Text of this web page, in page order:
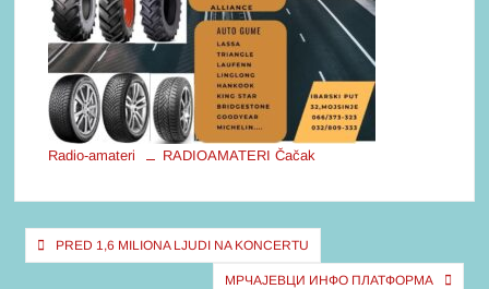
Radio-amateri RADIOAMATERI Čačak
Кретање
PRED 1,6 MILIONA LJUDI NA KONCERTU
МРЧАЈЕВЦИ ИНФО ПЛАТФОРМА